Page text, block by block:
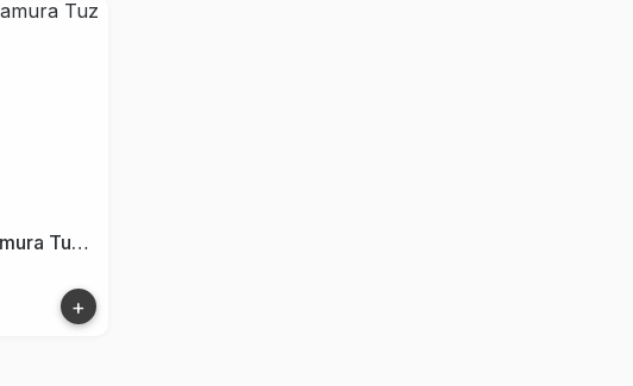
Mayi Salamura Tuz 2000g
+